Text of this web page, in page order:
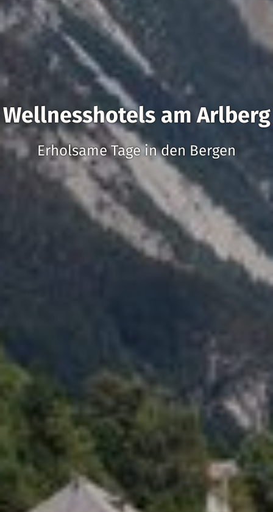
Wellnesshotels am Arlberg
Erholsame Tage in den Bergen